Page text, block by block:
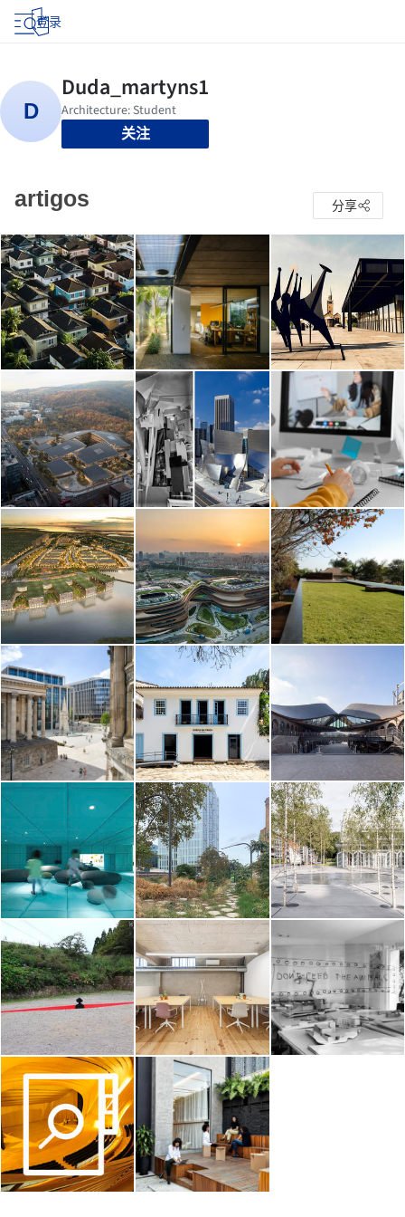
登录
关注
artigos 分享